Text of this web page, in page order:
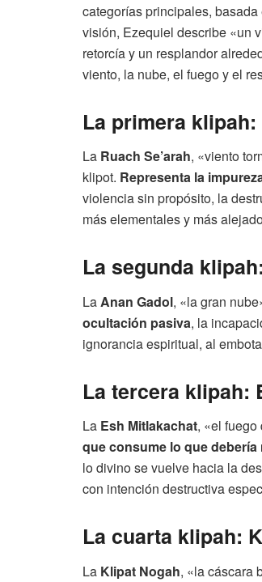
categorías principales,
visión, Ezequiel describe «un
retorcía y un resplandor
viento, la nube, el fuego y el
La primera
La Ruach Se’arah, «viento
klipot. Representa la
violencia sin propósito, la
más elementales y más
La segunda
LaAnan Gadol, «la gran
ocultación pasiva, la
ignorancia espiritual, al
La tercera klipah:
La Esh Mitlakachat, «el
que consume lo que debería
lo divino se vuelve hacia la
con intención destructiva
La cuarta klipah:
La Klipat Nogah, «la cáscara